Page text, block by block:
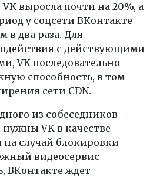
выросла почти на 20%, а
у соцсети ВКонтакте
в два раза. Для
с действующими
VK последовательно
способность, в том
сети CDN.
из собеседников
нужны VK в качестве
случай блокировки
видеосервис
ВКонтакте ждет